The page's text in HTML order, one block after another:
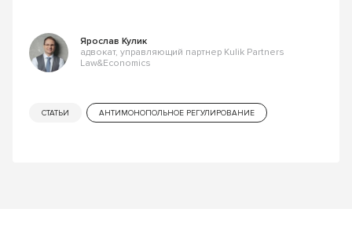
Ярослав Кулик
адвокат, управляющий партнер Kulik Partners
Law&Economics
СТАТЬИ АНТИМОНОПОЛЬНОЕ РЕГУЛИРОВАНИЕ